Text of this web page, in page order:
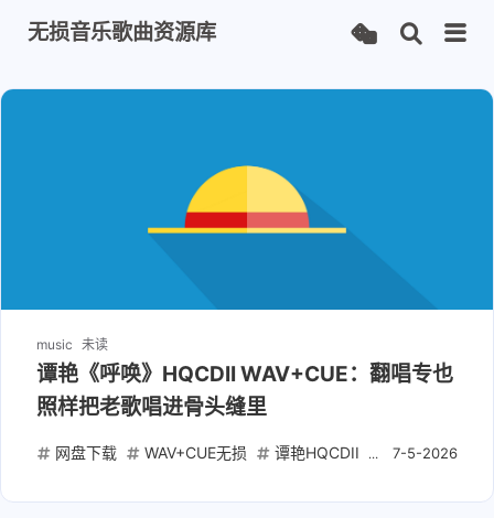
无损音乐歌曲资源库
music 未读
谭艳《呼唤》HQCDII WAV+CUE：翻唱专也
照样把老歌唱进骨头缝里
7-5-2026
网盘下载 WAV+CUE无损 谭艳HQCDII 华语发烧女声